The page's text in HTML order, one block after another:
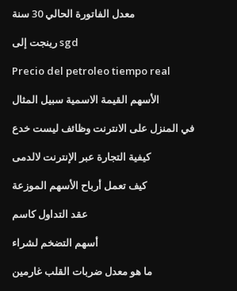
معدل الفاتورة الحالي 30 سنة
رينجت إلى sgd
Precio del petroleo tiempo real
الأسهم القيمة الاسمية سبيل المثال
في المنزل على الانترنت وظائف ليست خدع
كيفية التجارة عبر الإنترنت لالدمى
كيف تعمل أرباح الأسهم الموزعة
عقد التداول كاسم
أسهم التضخم لشراء
ما هو معدل ضربات القلب غارمين